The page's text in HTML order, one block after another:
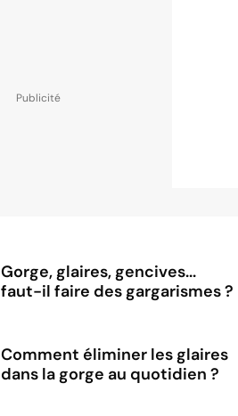
Gorge, glaires, gencives...
faut-il faire des gargarismes ?
Comment éliminer les glaires
dans la gorge au quotidien ?